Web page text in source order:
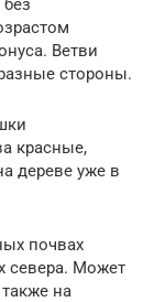
Ветви
стороны.
красные,
дереве уже в
почвах
севера. Может
на